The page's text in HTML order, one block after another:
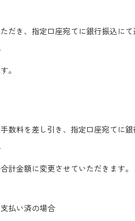
だき、指定口座宛てに銀行振込にて
。
数料を差し引き、指定口座宛てに銀
計金額に変更させていただきます。
払い済の場合